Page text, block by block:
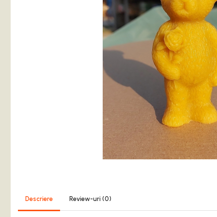
Aparate si masini pentru apicultori
Coloranti
Cresterea Reginelor
Descriere Review-uri (0)